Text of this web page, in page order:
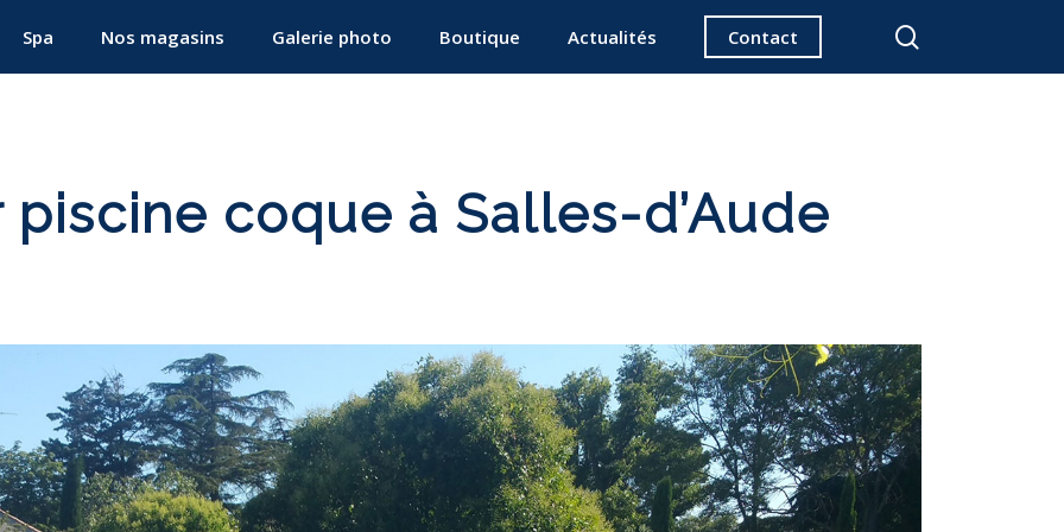
Spa Nos magasins Galerie photo Boutique Actualités Contact
coque à Salles-d’Aude